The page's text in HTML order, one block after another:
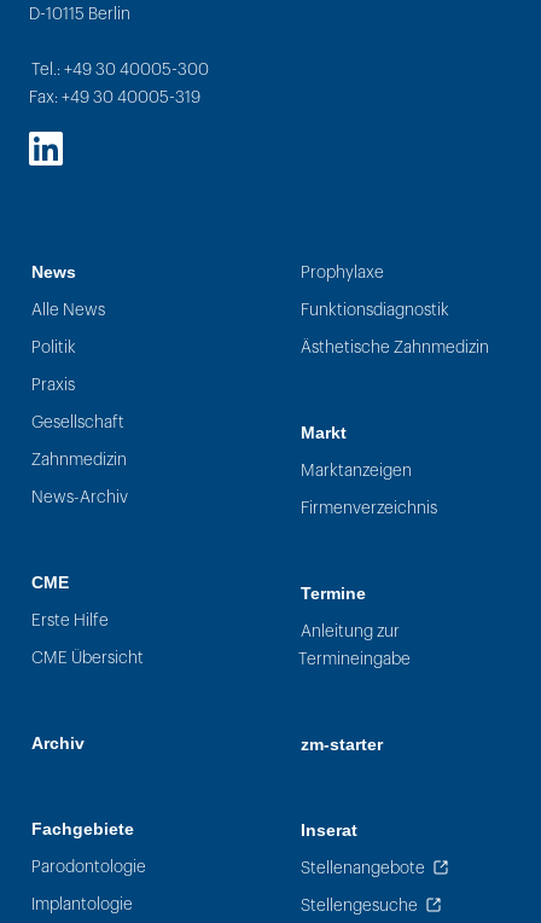
D-10115 Berlin
Tel.: +49 30 40005-300
Fax: +49 30 40005-319
LinkedIn
News
Alle News
Politik
Praxis
Gesellschaft
Zahnmedizin
News-Archiv
CME
Erste Hilfe
CME Übersicht
Archiv
Fachgebiete
Parodontologie
Implantologie
Prophylaxe
Funktionsdiagnostik
Ästhetische Zahnmedizin
Markt
Marktanzeigen
Firmenverzeichnis
Termine
Anleitung zur
Termineingabe
zm-starter
Inserat
Stellenangebote
Stellengesuche